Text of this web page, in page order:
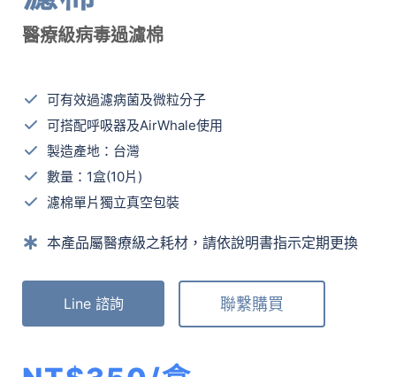
醫療級病毒過濾棉
可有效過濾病菌及微粒分子
可搭配呼吸器及AirWhale使用
製造產地：台灣
數量：1盒(10片)
濾棉單片獨立真空包裝
本產品屬醫療級之耗材，請依說明書指示定期更換
Line 諮詢 聯繫購買